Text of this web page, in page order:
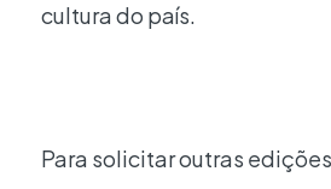
cultura do país.
Para solicitar outras